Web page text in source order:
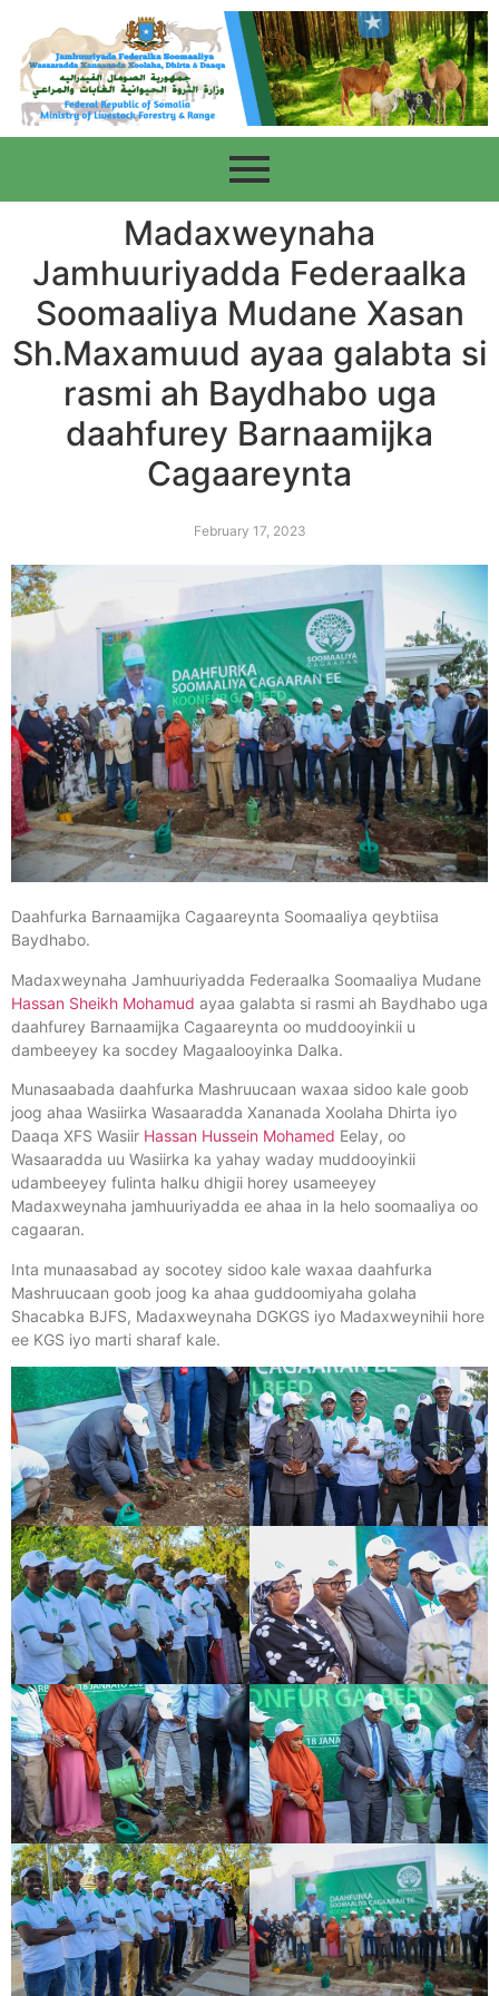
Madaxweynaha
Jamhuuriyadda Federaalka
Soomaaliya Mudane Xasan
Sh.Maxamuud ayaa galabta si
rasmi ah Baydhabo uga
daahfurey Barnaamijka
Cagaareynta
February 17, 2023
Daahfurka Barnaamijka Cagaareynta Soomaaliya qeybtiisa
Baydhabo.
Madaxweynaha Jamhuuriyadda Federaalka Soomaaliya Mudane
Hassan Sheikh Mohamud ayaa galabta si rasmi ah Baydhabo uga
daahfurey Barnaamijka Cagaareynta oo muddooyinkii u
dambeeyey ka socdey Magaalooyinka Dalka.
Munasaabada daahfurka Mashruucaan waxaa sidoo kale goob
joog ahaa Wasiirka Wasaaradda Xananada Xoolaha Dhirta iyo
Daaqa XFS Wasiir Hassan Hussein Mohamed Eelay, oo
Wasaaradda uu Wasiirka ka yahay waday muddooyinkii
udambeeyey fulinta halku dhigii horey usameeyey
Madaxweynaha jamhuuriyadda ee ahaa in la helo soomaaliya oo
cagaaran.
Inta munaasabad ay socotey sidoo kale waxaa daahfurka
Mashruucaan goob joog ka ahaa guddoomiyaha golaha
Shacabka BJFS, Madaxweynaha DGKGS iyo Madaxweynihii hore
ee KGS iyo marti sharaf kale.